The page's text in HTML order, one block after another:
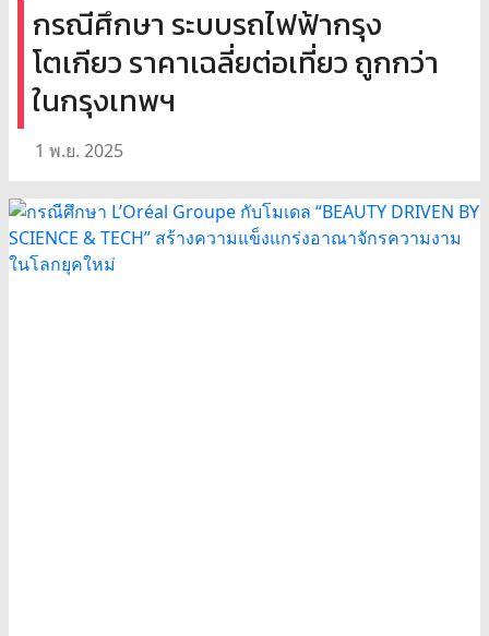
กรณีศึกษา ระบบรถไฟฟ้ากรุง
โตเกียว ราคาเฉลี่ยต่อเที่ยว ถูกกว่า
ในกรุงเทพฯ
1 พ.ย. 2025